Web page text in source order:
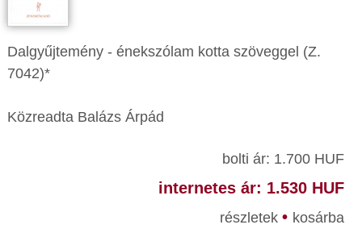
Dalgyűjtemény - énekszólam kotta szöveggel (Z.
7042)*
Közreadta Balázs Árpád
bolti ár: 1.700 HUF
internetes ár: 1.530 HUF
részletek • kosárba